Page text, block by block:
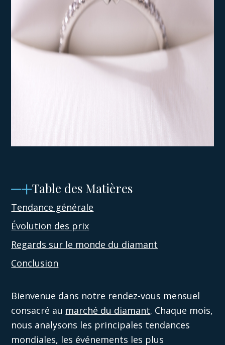
Table des Matières
Tendance générale
Évolution des prix
Regards sur le monde du diamant
Conclusion
Bienvenue dans notre rendez-vous mensuel
consacré au marché du diamant. Chaque mois,
nous analysons les principales tendances
mondiales, les événements les plus